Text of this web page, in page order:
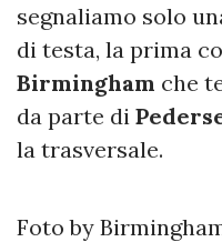
segnaliamo solo
di testa, la prima
Birmingham che
da parte di
la trasversale.
Foto by